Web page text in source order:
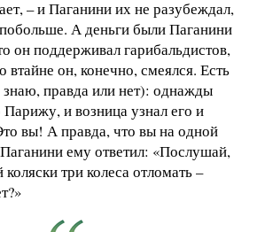
– и Паганини их не разубеждал,
А деньги были Паганини
он поддерживал гарибальдистов,
он, конечно, смеялся. Есть
знаю, правда или нет): однажды
и возница узнал его и
вы! А правда, что вы на одной
Паганини ему ответил: «Послушай,
три колеса отломать –